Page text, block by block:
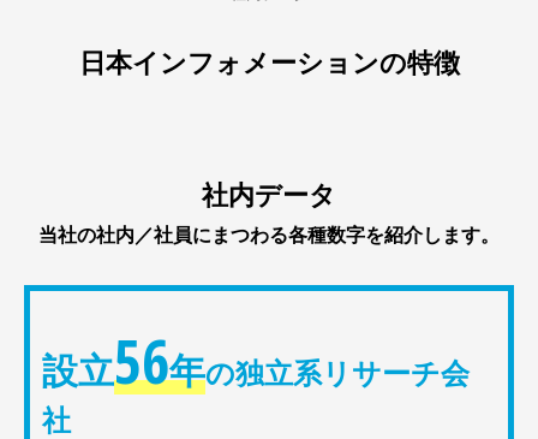
日本インフォメーションの特徴
社内データ
当社の社内／社員にまつわる各種数字を紹介します。
設立56年の独立系リサーチ会
社